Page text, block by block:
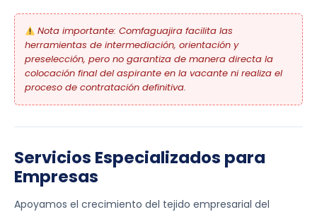
Nota importante: Comfaguajira facilita las
herramientas de intermediación, orientación y
preselección, pero no garantiza de manera directa la
colocación final del aspirante en la vacante ni realiza el
proceso de contratación definitiva.
Servicios Especializados para
Empresas
Apoyamos el crecimiento del tejido empresarial del